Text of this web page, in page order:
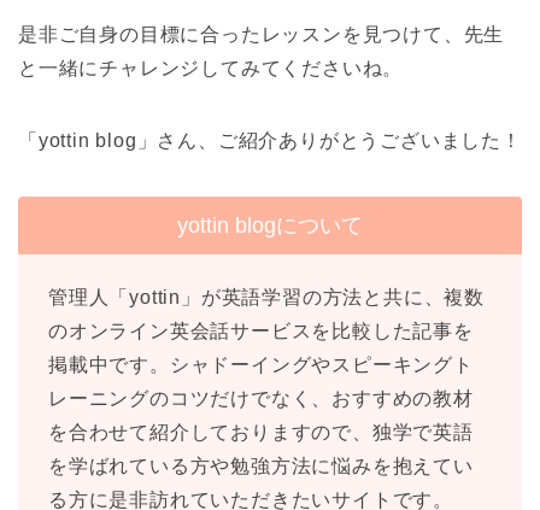
是非ご自身の目標に合ったレッスンを見つけて、先生
と一緒にチャレンジしてみてくださいね。
「yottin blog」さん、ご紹介ありがとうございました！
yottin blogについて
管理人「yottin」が英語学習の方法と共に、複数
のオンライン英会話サービスを比較した記事を
掲載中です。シャドーイングやスピーキングト
レーニングのコツだけでなく、おすすめの教材
を合わせて紹介しておりますので、独学で英語
を学ばれている方や勉強方法に悩みを抱えてい
る方に是非訪れていただきたいサイトです。